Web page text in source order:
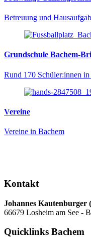
Betreuung und
Grundschule Bachem-
Rund 170 Schüler:innen in
Vereine
Vereine in Bachem
Kontakt
Johannes Kautenburger
66679 Losheim am See -
Quicklinks Bachem